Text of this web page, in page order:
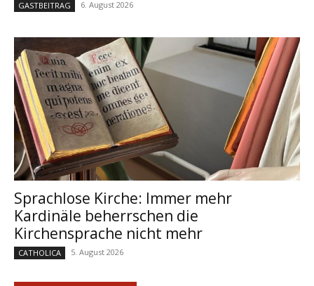
GASTBEITRAG 6. August 2026
Sprachlose Kirche: Immer mehr
Kardinäle beherrschen die
Kirchensprache nicht mehr
CATHOLICA 5. August 2026